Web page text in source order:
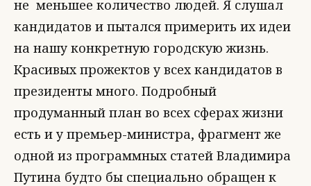
не меньшее количество людей. Я слушал
кандидатов и пытался примерить их идеи
на нашу конкретную городскую жизнь.
Красивых прожектов у всех кандидатов в
президенты много. Подробный
продуманный план во всех сферах жизни
есть и у премьер-министра, фрагмент же
одной из программных статей Владимира
Путина будто бы специально обращен к